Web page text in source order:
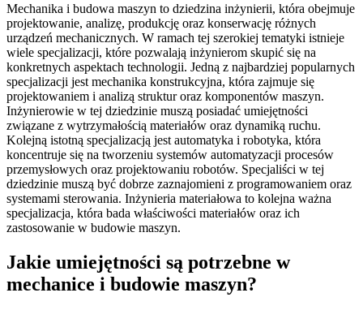
Mechanika i budowa maszyn to dziedzina inżynierii, która obejmuje
projektowanie, analizę, produkcję oraz konserwację różnych
urządzeń mechanicznych. W ramach tej szerokiej tematyki istnieje
wiele specjalizacji, które pozwalają inżynierom skupić się na
konkretnych aspektach technologii. Jedną z najbardziej popularnych
specjalizacji jest mechanika konstrukcyjna, która zajmuje się
projektowaniem i analizą struktur oraz komponentów maszyn.
Inżynierowie w tej dziedzinie muszą posiadać umiejętności
związane z wytrzymałością materiałów oraz dynamiką ruchu.
Kolejną istotną specjalizacją jest automatyka i robotyka, która
koncentruje się na tworzeniu systemów automatyzacji procesów
przemysłowych oraz projektowaniu robotów. Specjaliści w tej
dziedzinie muszą być dobrze zaznajomieni z programowaniem oraz
systemami sterowania. Inżynieria materiałowa to kolejna ważna
specjalizacja, która bada właściwości materiałów oraz ich
zastosowanie w budowie maszyn.
Jakie umiejętności są potrzebne w
mechanice i budowie maszyn?